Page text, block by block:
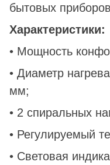
бытовых
Характеристики:
• Мощность
• Диаметр
мм;
• 2 спиральных
• Регулируемый
• Световая